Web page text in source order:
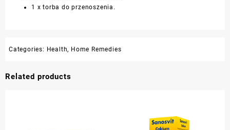
1 x torba do przenoszenia.
Categories: Health, Home Remedies
Related products